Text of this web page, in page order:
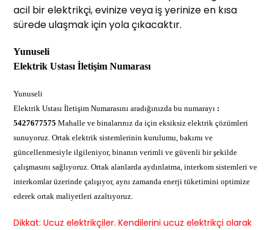
acil bir elektrikçi, evinize veya iş yerinize en kısa
sürede ulaşmak için yola çıkacaktır.
Yunuseli
Elektrik Ustası İletişim Numarası
Yunuseli
Elektrik Ustası İletişim Numarasını aradığınızda bu numarayı :
5427677575 Mahalle ve binalarınız da için eksiksiz elektrik çözümleri
sunuyoruz. Ortak elektrik sistemlerinin kurulumu, bakımı ve
güncellenmesiyle ilgileniyor, binanın verimli ve güvenli bir şekilde
çalışmasını sağlıyoruz. Ortak alanlarda aydınlatma, interkom sistemleri ve
interkomlar üzerinde çalışıyor, aynı zamanda enerji tüketimini optimize
ederek ortak maliyetleri azaltıyoruz.
Dikkat: Ucuz elektrikçiler. Kendilerini ucuz elektrikçi olarak